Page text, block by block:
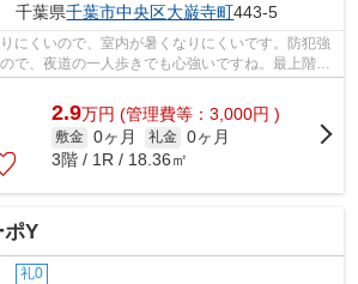
千葉県千葉市中央区大巌寺町443-5
にくいので、室内が暑くなりにくいです。防犯強
で、夜道の一人歩きでも心強いですね。最上階の
大巌寺の空...
2.9万円 (管理費等：3,000円 )
敷金 0ヶ月 礼金 0ヶ月
3階 / 1R / 18.36㎡
ポY
礼0